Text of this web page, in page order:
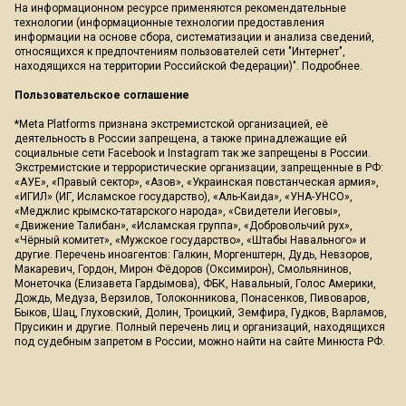
На информационном ресурсе применяются рекомендательные
технологии (информационные технологии предоставления
информации на основе сбора, систематизации и анализа сведений,
относящихся к предпочтениям пользователей сети "Интернет",
находящихся на территории Российской Федерации)". Подробнее.
Пользовательское соглашение
*Meta Platforms признана экстремистской организацией, её
деятельность в России запрещена, а также принадлежащие ей
социальные сети Facebook и Instagram так же запрещены в России.
Экстремистские и террористические организации, запрещенные в РФ:
«АУЕ», «Правый сектор», «Азов», «Украинская повстанческая армия»,
«ИГИЛ» (ИГ, Исламское государство), «Аль-Каида», «УНА-УНСО»,
«Меджлис крымско-татарского народа», «Свидетели Иеговы»,
«Движение Талибан», «Исламская группа», «Добровольчий рух»,
«Чёрный комитет», «Мужское государство», «Штабы Навального» и
другие. Перечень иноагентов: Галкин, Моргенштерн, Дудь, Невзоров,
Макаревич, Гордон, Мирон Фёдоров (Оксимирон), Смольянинов,
Монеточка (Елизавета Гардымова), ФБК, Навальный, Голос Америки,
Дождь, Медуза, Верзилов, Толоконникова, Понасенков, Пивоваров,
Быков, Шац, Глуховский, Долин, Троицкий, Земфира, Гудков, Варламов,
Прусикин и другие. Полный перечень лиц и организаций, находящихся
под судебным запретом в России, можно найти на сайте Минюста РФ.